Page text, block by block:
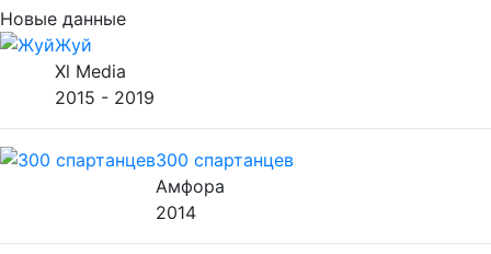
Новые данные
Жуй
Xl Media
2015 - 2019
300 спартанцев
Амфора
2014